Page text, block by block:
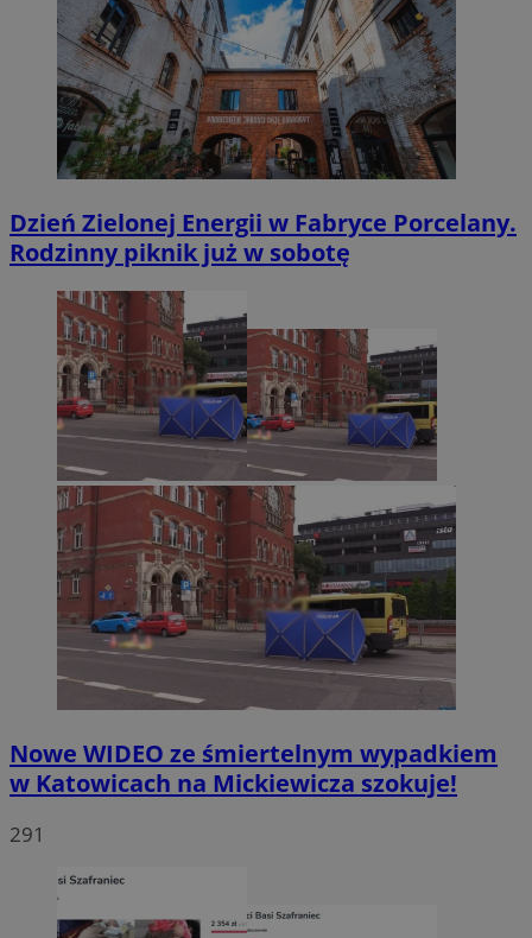
Dzień Zielonej Energii w Fabryce Porcelany.
Rodzinny piknik już w sobotę
Nowe WIDEO ze śmiertelnym wypadkiem
w Katowicach na Mickiewicza szokuje!
291